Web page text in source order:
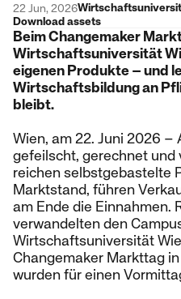
22 Jun, 2026
Download assets
Beim Changemaker
Wirtschaftsuniversität
eigenen Produkte – und
Wirtschaftsbildung an
bleibt.
Wien, am 22. Juni 2026 –
gefeilscht, gerechnet
reichen selbstgebastelte
Marktstand, führen
am Ende die Einnahmen.
verwandelten den
Wirtschaftsuniversität
Changemaker Markttag
wurden für einen